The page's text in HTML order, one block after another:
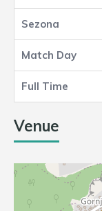
Venue